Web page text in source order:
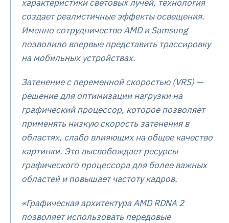
характеристики световых лучей, технология
создает реалистичные эффекты освещения.
Именно сотрудничество AMD и Samsung
позволило впервые представить трассировку
на мобильных устройствах.
Затенение с переменной скоростью (VRS) —
решение для оптимизации нагрузки на
графический процессор, которое позволяет
применять низкую скорость затенения в
областях, слабо влияющих на общее качество
картинки. Это высвобождает ресурсы
графического процессора для более важных
областей и повышает частоту кадров.
«Графическая архитектура AMD RDNA 2
позволяет использовать передовые